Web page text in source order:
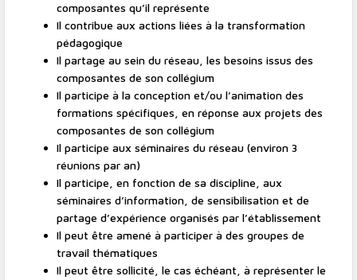
composantes qu’il représente
Il contribue aux actions liées à la transformation
pédagogique
Il partage au sein du réseau, les besoins issus des
composantes de son collégium
Il participe à la conception et/ou l’animation des
formations spécifiques, en réponse aux projets des
composantes de son collégium
Il participe aux séminaires du réseau (environ 3
réunions par an)
Il participe, en fonction de sa discipline, aux
séminaires d’information, de sensibilisation et de
partage d’expérience organisés par l’établissement
Il peut être amené à participer à des groupes de
travail thématiques
Il peut être sollicité, le cas échéant, à représenter le